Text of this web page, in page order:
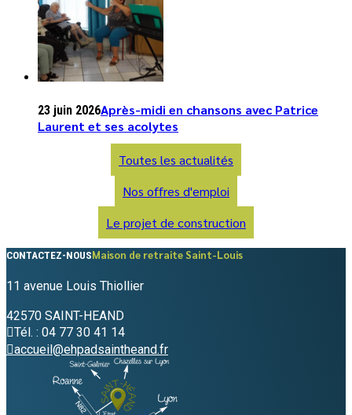
23 juin 2026Après-midi en chansons avec Patrice
Laurent et ses acolytes
Toutes les actualités
Nos offres d'emploi
Le projet de construction
CONTACTEZ-NOUSMaison de retraite Saint-Louis
11 avenue Louis Thiollier
42570 SAINT-HEAND
Tél. : 04 77 30 41 14
accueil@ehpadsaintheand.fr